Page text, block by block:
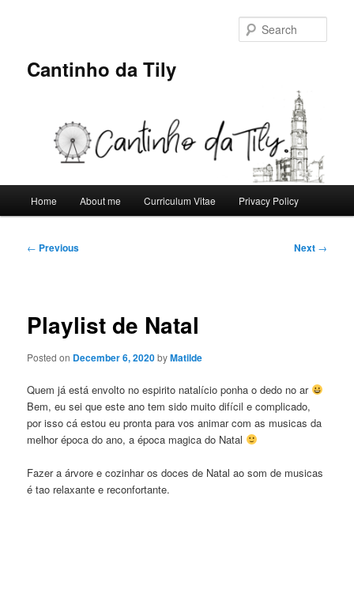
Cantinho da Tily
Home About me Curriculum Vitae Privacy Policy
Post
← Previous Next →
Playlist de Natal
Posted on December 6, 2020byMatilde
Quem já está envolto no espirito natalício ponha o dedo no ar
Bem, eu sei que este ano tem sido muito difícil e complicado,
por isso cá estou eu pronta para vos animar com as musicas da
melhor época do ano, a época magica do Natal
Fazer a árvore e cozinhar os doces de Natal ao som de musicas
é tao relaxante e reconfortante.